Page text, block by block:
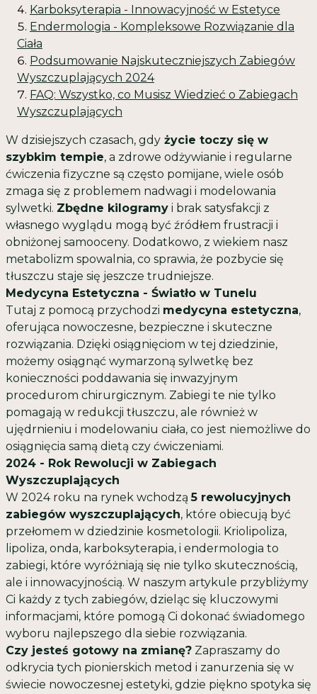
Karboksyterapia - Innowacyjność w Estetyce
Endermologia - Kompleksowe Rozwiązanie dla
Ciała
Podsumowanie Najskuteczniejszych Zabiegów
Wyszczuplających 2024
FAQ: Wszystko, co Musisz Wiedzieć o Zabiegach
Wyszczuplających
W dzisiejszych czasach, gdy życie toczy się w
szybkim tempie, a zdrowe odżywianie i regularne
ćwiczenia fizyczne są często pomijane, wiele osób
zmaga się z problemem nadwagi i modelowania
sylwetki. Zbędne kilogramy i brak satysfakcji z
własnego wyglądu mogą być źródłem frustracji i
obniżonej samooceny. Dodatkowo, z wiekiem nasz
metabolizm spowalnia, co sprawia, że pozbycie się
tłuszczu staje się jeszcze trudniejsze.
Medycyna Estetyczna - Światło w Tunelu
Tutaj z pomocą przychodzi medycyna estetyczna,
oferująca nowoczesne, bezpieczne i skuteczne
rozwiązania. Dzięki osiągnięciom w tej dziedzinie,
możemy osiągnąć wymarzoną sylwetkę bez
konieczności poddawania się inwazyjnym
procedurom chirurgicznym. Zabiegi te nie tylko
pomagają w redukcji tłuszczu, ale również w
ujędrnieniu i modelowaniu ciała, co jest niemożliwe do
osiągnięcia samą dietą czy ćwiczeniami.
2024 - Rok Rewolucji w Zabiegach
Wyszczuplających
W 2024 roku na rynek wchodzą5 rewolucyjnych
zabiegów wyszczuplających, które obiecują być
przełomem w dziedzinie kosmetologii. Kriolipoliza,
lipoliza, onda, karboksyterapia, i endermologia to
zabiegi, które wyróżniają się nie tylko skutecznością,
ale i innowacyjnością. W naszym artykule przybliżymy
Ci każdy z tych zabiegów, dzieląc się kluczowymi
informacjami, które pomogą Ci dokonać świadomego
wyboru najlepszego dla siebie rozwiązania.
Czy jesteś gotowy na zmianę? Zapraszamy do
odkrycia tych pionierskich metod i zanurzenia się w
świecie nowoczesnej estetyki, gdzie piękno spotyka się